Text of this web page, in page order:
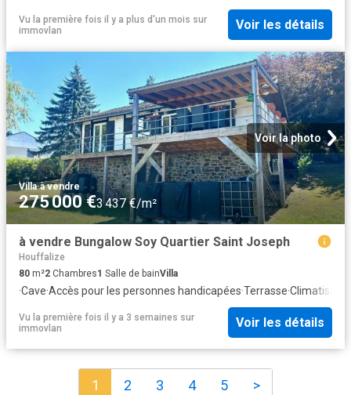
Vu la première fois il y a plus d'un mois sur
immovlan
Voir les détails
Voir la photo
Villa·à vendre
275 000 €3 437 €/m²
à vendre Bungalow Soy Quartier Saint Joseph
Houffalize
80 m²2 Chambres1 Salle de bainVilla
·Cave·Accès pour les personnes handicapées·Terrasse·
Vu la première fois il y a 3 semaines sur
immovlan
Voir les détails
1 2 3 4 5 >